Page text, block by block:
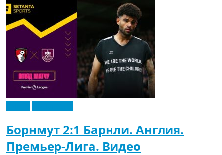
Борнмут 2:1 Барнли. Англия.
Премьер-Лига. Видео